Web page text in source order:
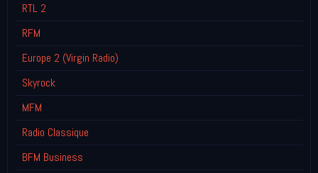
RTL 2
RFM
Europe 2 (Virgin Radio)
Skyrock
MFM
Radio Classique
BFM Business